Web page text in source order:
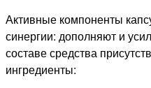
Активные компоненты
синергии: дополняют и
составе средства
ингредиенты: